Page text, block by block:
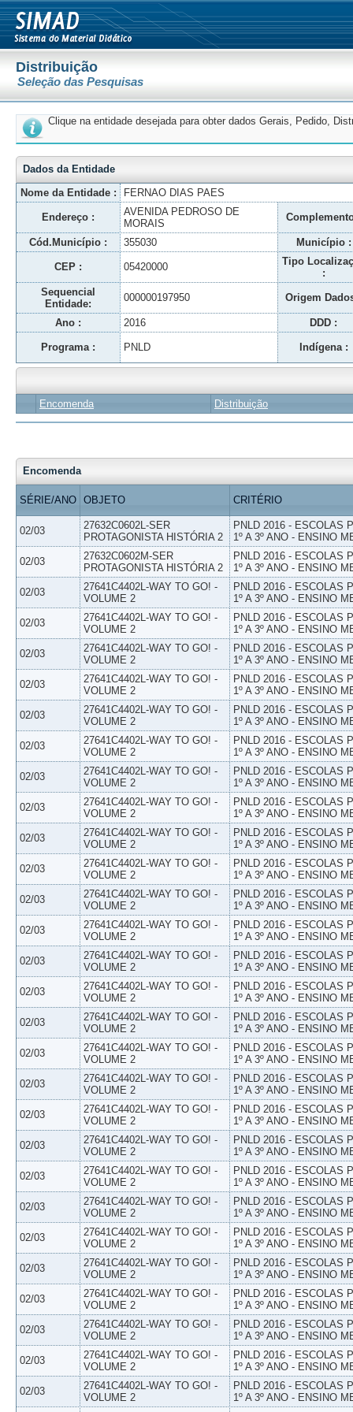
Distribuição
Seleção das Pesquisas
Clique na entidade desejada para obter dados Gerais, Pedido,
Dados da Entidade
Nome da Entidade :
FERNAO DIAS PAES
Endereço :
AVENIDA PEDROSO DE
MORAIS
Cód.Município : 355030 Município :
CEP : 05420000
Tipo
:
Sequencial
Entidade:
000000197950 Origem
Ano : 2016 DDD :
Programa : PNLD Indígena :
Encomenda Distribuição
Encomenda
SÉRIE/ANO OBJETO CRITÉRIO
02/03
27632C0602L-SER
PROTAGONISTA HISTÓRIA 2
PNLD 2016 - ESCOLAS
1º A 3º ANO - ENSINO
02/03
27632C0602M-SER
PROTAGONISTA HISTÓRIA 2
PNLD 2016 - ESCOLAS
1º A 3º ANO - ENSINO
02/03
27641C4402L-WAY TO GO! -
VOLUME 2
PNLD 2016 - ESCOLAS
1º A 3º ANO - ENSINO
02/03
27641C4402L-WAY TO GO! -
VOLUME 2
PNLD 2016 - ESCOLAS
1º A 3º ANO - ENSINO
02/03
27641C4402L-WAY TO GO! -
VOLUME 2
PNLD 2016 - ESCOLAS
1º A 3º ANO - ENSINO
02/03
27641C4402L-WAY TO GO! -
VOLUME 2
PNLD 2016 - ESCOLAS
1º A 3º ANO - ENSINO
02/03
27641C4402L-WAY TO GO! -
VOLUME 2
PNLD 2016 - ESCOLAS
1º A 3º ANO - ENSINO
02/03
27641C4402L-WAY TO GO! -
VOLUME 2
PNLD 2016 - ESCOLAS
1º A 3º ANO - ENSINO
02/03
27641C4402L-WAY TO GO! -
VOLUME 2
PNLD 2016 - ESCOLAS
1º A 3º ANO - ENSINO
02/03
27641C4402L-WAY TO GO! -
VOLUME 2
PNLD 2016 - ESCOLAS
1º A 3º ANO - ENSINO
02/03
27641C4402L-WAY TO GO! -
VOLUME 2
PNLD 2016 - ESCOLAS
1º A 3º ANO - ENSINO
02/03
27641C4402L-WAY TO GO! -
VOLUME 2
PNLD 2016 - ESCOLAS
1º A 3º ANO - ENSINO
02/03
27641C4402L-WAY TO GO! -
VOLUME 2
PNLD 2016 - ESCOLAS
1º A 3º ANO - ENSINO
02/03
27641C4402L-WAY TO GO! -
VOLUME 2
PNLD 2016 - ESCOLAS
1º A 3º ANO - ENSINO
02/03
27641C4402L-WAY TO GO! -
VOLUME 2
PNLD 2016 - ESCOLAS
1º A 3º ANO - ENSINO
02/03
27641C4402L-WAY TO GO! -
VOLUME 2
PNLD 2016 - ESCOLAS
1º A 3º ANO - ENSINO
02/03
27641C4402L-WAY TO GO! -
VOLUME 2
PNLD 2016 - ESCOLAS
1º A 3º ANO - ENSINO
02/03
27641C4402L-WAY TO GO! -
VOLUME 2
PNLD 2016 - ESCOLAS
1º A 3º ANO - ENSINO
02/03
27641C4402L-WAY TO GO! -
VOLUME 2
PNLD 2016 - ESCOLAS
1º A 3º ANO - ENSINO
02/03
27641C4402L-WAY TO GO! -
VOLUME 2
PNLD 2016 - ESCOLAS
1º A 3º ANO - ENSINO
02/03
27641C4402L-WAY TO GO! -
VOLUME 2
PNLD 2016 - ESCOLAS
1º A 3º ANO - ENSINO
02/03
27641C4402L-WAY TO GO! -
VOLUME 2
PNLD 2016 - ESCOLAS
1º A 3º ANO - ENSINO
02/03
27641C4402L-WAY TO GO! -
VOLUME 2
PNLD 2016 - ESCOLAS
1º A 3º ANO - ENSINO
02/03
27641C4402L-WAY TO GO! -
VOLUME 2
PNLD 2016 - ESCOLAS
1º A 3º ANO - ENSINO
02/03
27641C4402L-WAY TO GO! -
VOLUME 2
PNLD 2016 - ESCOLAS
1º A 3º ANO - ENSINO
02/03
27641C4402L-WAY TO GO! -
VOLUME 2
PNLD 2016 - ESCOLAS
1º A 3º ANO - ENSINO
02/03
27641C4402L-WAY TO GO! -
VOLUME 2
PNLD 2016 - ESCOLAS
1º A 3º ANO - ENSINO
02/03
27641C4402L-WAY TO GO! -
VOLUME 2
PNLD 2016 - ESCOLAS
1º A 3º ANO - ENSINO
02/03
27641C4402L-WAY TO GO! -
VOLUME 2
PNLD 2016 - ESCOLAS
1º A 3º ANO - ENSINO